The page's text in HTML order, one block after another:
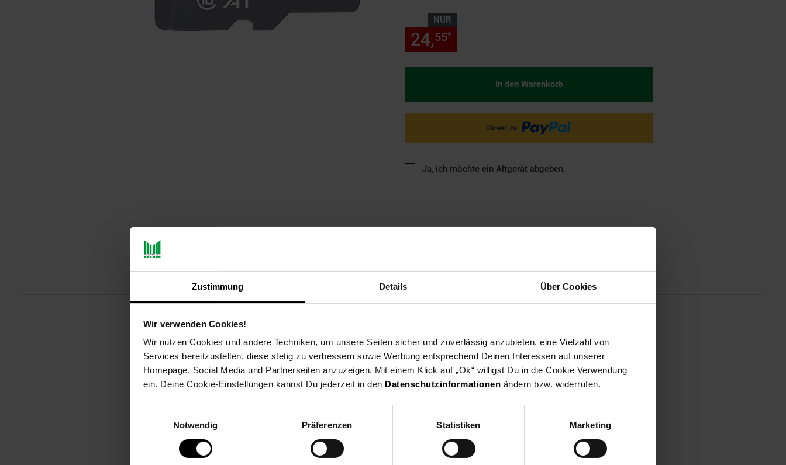
Zustimmung Details Über Cookies
Wir verwenden Cookies!
Wir nutzen Cookies und andere Techniken, um unsere Seiten sicher und zuverlässig anzubieten, eine Vielzahl von
Services bereitzustellen, diese stetig zu verbessern sowie Werbung entsprechend Deinen Interessen auf unserer
Homepage, Social Media und Partnerseiten anzuzeigen. Mit einem Klick auf „Ok“ willigst Du in die Cookie Verwendung
ein. Deine Cookie-Einstellungen kannst Du jederzeit in den Datenschutzinformationen ändern bzw. widerrufen.
Notwendig
Präferenzen Statistiken Marketing
NUR
24,55*
In den Warenkorb
Ja, ich möchte ein Altgerät abgeben.
Mit der SanDisk® Ultra microSD™-UHS-I-Karte können Sie mehr aufnehmen, speichern und freigeben als je zuvor. Die SanDisk Ultra
microSD-Karte eignet sich ideal zum Aufnehmen und Ansehen von stundenlangen Full-HD-Videos und ist mit Speicherkapazitäten
von bis zu 1 TB erhältlich.
Artikelnummer: 3093052000
EAN: 0619659184148